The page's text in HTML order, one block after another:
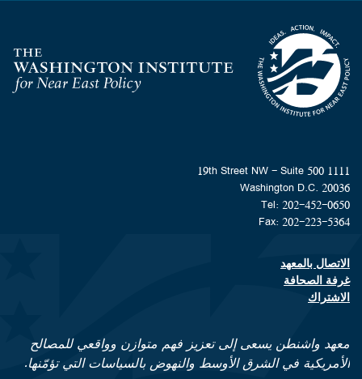
Homepage
1111 19th Street NW - Suite 500
Washington D.C. 20036
Tel: 202-452-0650
Fax: 202-223-5364
Footer contact links
الاتصال بالمعهد
غرفة الصحافة
الاشتراك
معهد واشنطن يسعى إلى تعزيز فهم متوازن وواقعي للمصالح
الأمريكية في الشرق الأوسط والنهوض بالسياسات التي تؤمّنها.